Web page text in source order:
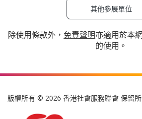
其他參展單位
除使用條款外， 免責聲明亦適用於本
的使用。
版權所有 © 2026 香港社會服務聯會 保留